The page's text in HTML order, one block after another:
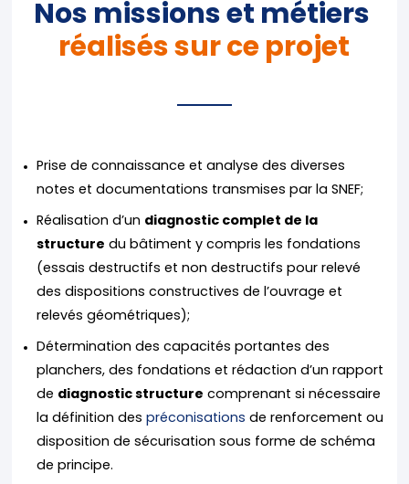
Nos missions et métiers
réalisés sur ce projet
Prise de connaissance et analyse des diverses
notes et documentations transmises par la SNEF;
Réalisation d’un diagnostic complet de la
structure du bâtiment y compris les fondations
(essais destructifs et non destructifs pour relevé
des dispositions constructives de l’ouvrage et
relevés géométriques);
Détermination des capacités portantes des
planchers, des fondations et rédaction d’un rapport
de diagnostic structure comprenant si nécessaire
la définition despréconisations de renforcement ou
disposition de sécurisation sous forme de schéma
de principe.